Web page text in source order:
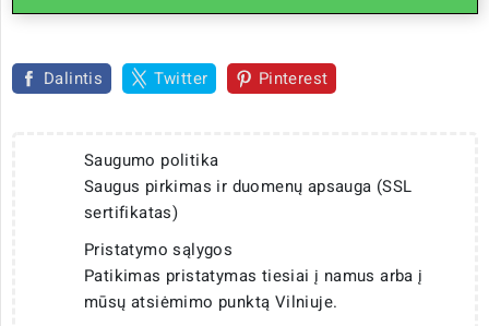
Dalintis Twitter Pinterest
Saugumo politika
Saugus pirkimas ir duomenų apsauga (SSL
sertifikatas)
Pristatymo sąlygos
Patikimas pristatymas tiesiai į namus arba į
mūsų atsiėmimo punktą Vilniuje.